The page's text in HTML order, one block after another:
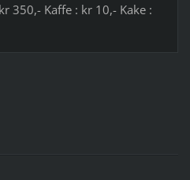
350,- Kaffe : kr 10,- Kake :